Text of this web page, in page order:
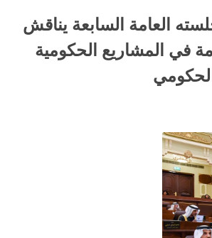
العامة السابعة يناقش
في المشاريع الحكومية